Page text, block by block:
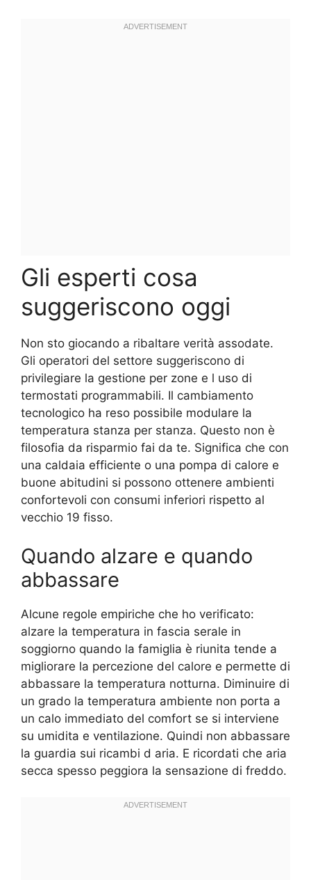
Gli esperti cosa
suggeriscono oggi
Non sto giocando a ribaltare verità assodate.
Gli operatori del settore suggeriscono di
privilegiare la gestione per zone e l uso di
termostati programmabili. Il cambiamento
tecnologico ha reso possibile modulare la
temperatura stanza per stanza. Questo non è
filosofia da risparmio fai da te. Significa che con
una caldaia efficiente o una pompa di calore e
buone abitudini si possono ottenere ambienti
confortevoli con consumi inferiori rispetto al
vecchio 19 fisso.
Quando alzare e quando
abbassare
Alcune regole empiriche che ho verificato:
alzare la temperatura in fascia serale in
soggiorno quando la famiglia è riunita tende a
migliorare la percezione del calore e permette di
abbassare la temperatura notturna. Diminuire di
un grado la temperatura ambiente non porta a
un calo immediato del comfort se si interviene
su umidita e ventilazione. Quindi non abbassare
la guardia sui ricambi d aria. E ricordati che aria
secca spesso peggiora la sensazione di freddo.